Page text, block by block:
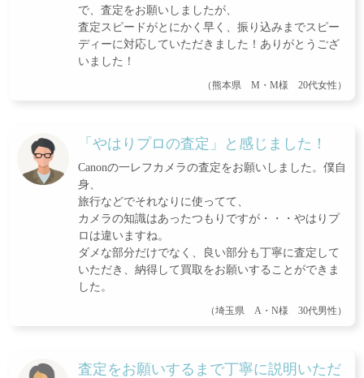
で、査定をお願いしましたが、
査定スピードがとにかく早く、振り込みまでスピー
ディーに対応していただきました！ありがとうござ
いました！
（熊本県 M・M様 20代女性）
「やはりプロの査定」と感じました！
Canonの一レフカメラの査定をお願いしました。僕自
身、
旅行などでそれなりに使ってて、
カメラの知識はあったつもりですが・・・やはりプ
ロは違いますね。
ダメな部分だけでなく、良い部分も丁寧に査定して
いただき、納得して買取をお願いすることができま
した。
（埼玉県 A・N様 30代男性）
査定をお願いするまで丁寧に説明いただ